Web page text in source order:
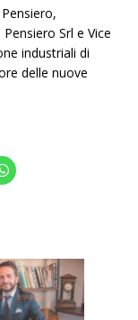
Srl e Vice
industriali di
delle nuove